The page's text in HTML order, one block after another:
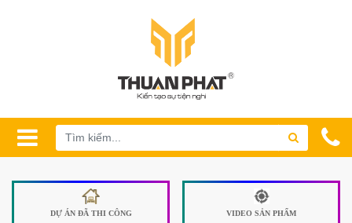
DỰ ÁN ĐÃ THI CÔNG VIDEO SẢN PHẨM